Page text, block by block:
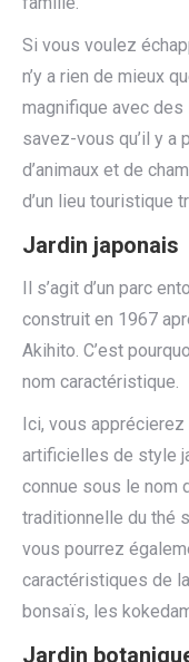
Si vous voulez
n’y a rien de mieux
magnifique avec
savez-vous qu’il y a
d’animaux et de
d’un lieu touristique
Jardin japonais
Il s’agit d’un parc
construit en 1967
Akihito. C’est
nom caractéristique.
Ici, vous
artificielles de style
connue sous le nom
traditionnelle du thé
vous pourrez
caractéristiques de
bonsaïs, les
Jardin